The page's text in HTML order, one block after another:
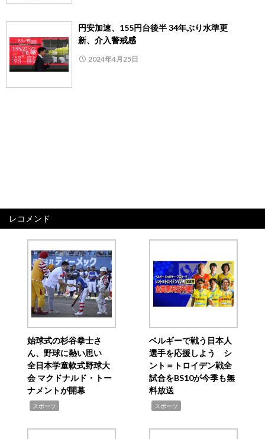
円安加速、155円台後半 34年ぶり水準更
新、介入警戒感
2024年4月25日
レコメンド
始球式の杉谷拳士さ
ん、野球に熱い思い
全日本学童軟式野球大
会 マクドナルド・トー
ナメントが開幕
スポーツ
ベルギーで戦う日本人
選手を応援しよう シ
ント＝トロイデン戦全
試合をBS10が今季も無
料放送
スポーツ